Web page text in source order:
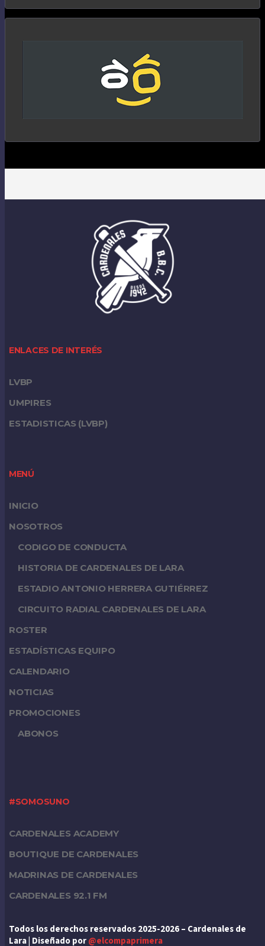
ENLACES DE INTERÉS
LVBP
UMPIRES
ESTADISTICAS (LVBP)
MENÚ
INICIO
NOSOTROS
CODIGO DE CONDUCTA
HISTORIA DE CARDENALES DE LARA
ESTADIO ANTONIO HERRERA GUTIÉRREZ
CIRCUITO RADIAL CARDENALES DE LARA
ROSTER
ESTADÍSTICAS EQUIPO
CALENDARIO
NOTICIAS
PROMOCIONES
ABONOS
#SOMOSUNO
CARDENALES ACADEMY
BOUTIQUE DE CARDENALES
MADRINAS DE CARDENALES
CARDENALES 92.1 FM
Todos los derechos reservados 2025-2026 – Cardenales de
Lara | Diseñado por@elcompaprimera